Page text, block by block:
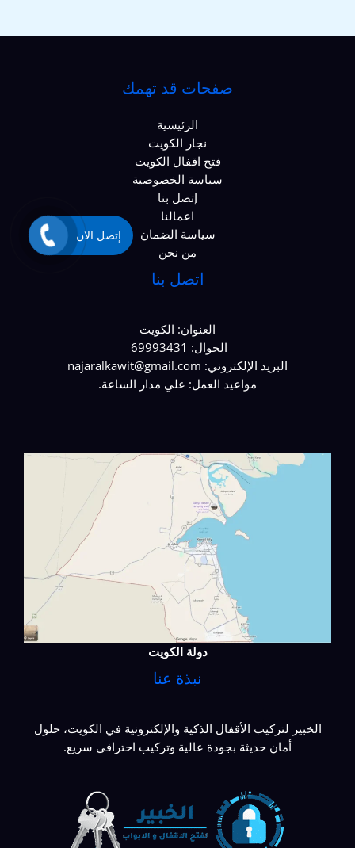
صفحات قد تهمك
الرئيسية
نجار الكويت
فتح اقفال الكويت
سياسة الخصوصية
إتصل بنا
اعمالنا
سياسة الضمان
من نحن
اتصل بنا
العنوان: الكويت
الجوال: 69993431
البريد الإلكتروني: najaralkawit@gmail.com
مواعيد العمل: علي مدار الساعة.
دولة الكويت
نبذة عنا
الخبير لتركيب الأقفال الذكية والإلكترونية في الكويت، حلول
أمان حديثة بجودة عالية وتركيب احترافي سريع.
إتصل الان